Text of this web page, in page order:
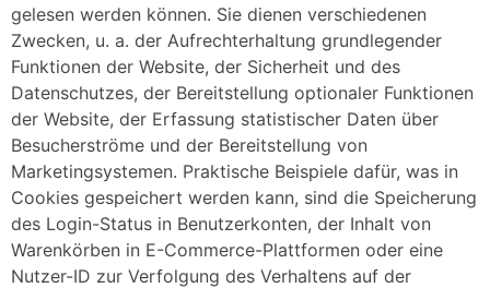
gelesen werden können. Sie dienen verschiedenen
Zwecken, u. a. der Aufrechterhaltung grundlegender
Funktionen der Website, der Sicherheit und des
Datenschutzes, der Bereitstellung optionaler Funktionen
der Website, der Erfassung statistischer Daten über
Besucherströme und der Bereitstellung von
Marketingsystemen. Praktische Beispiele dafür, was in
Cookies gespeichert werden kann, sind die Speicherung
des Login-Status in Benutzerkonten, der Inhalt von
Warenkörben in E-Commerce-Plattformen oder eine
Nutzer-ID zur Verfolgung des Verhaltens auf der